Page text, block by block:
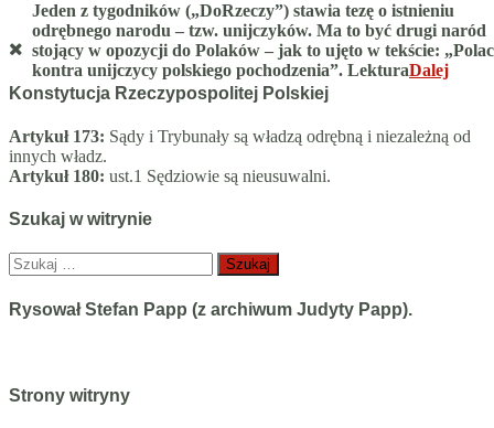
Jeden z tygodników („DoRzeczy”) stawia tezę o istnieniu
odrębnego narodu – tzw. unijczyków. Ma to być drugi naród
stojący w opozycji do Polaków – jak to ujęto w tekście:
kontra unijczycy polskiego pochodzenia”. LekturaDalej
Konstytucja Rzeczypospolitej Polskiej
Artykuł 173: Sądy i Trybunały są władzą odrębną i niezależną od
innych władz.
Artykuł 180: ust.1 Sędziowie są nieusuwalni.
Szukaj w witrynie
Szukaj:
Rysował Stefan Papp (z archiwum Judyty Papp).
Strony witryny